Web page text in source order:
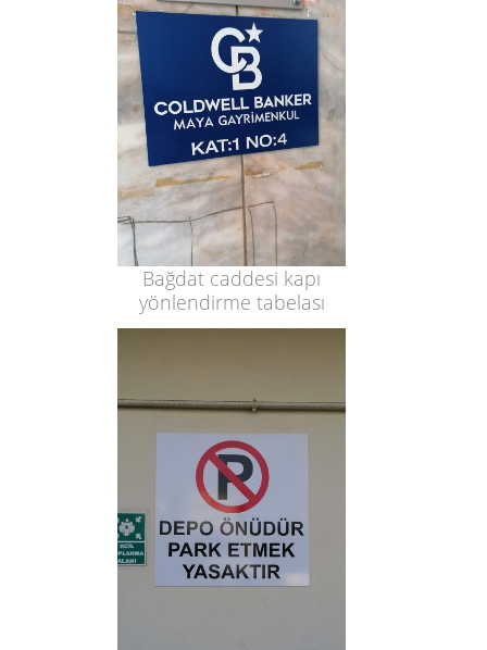
Bağdat caddesi kapı
yönlendirme tabelası